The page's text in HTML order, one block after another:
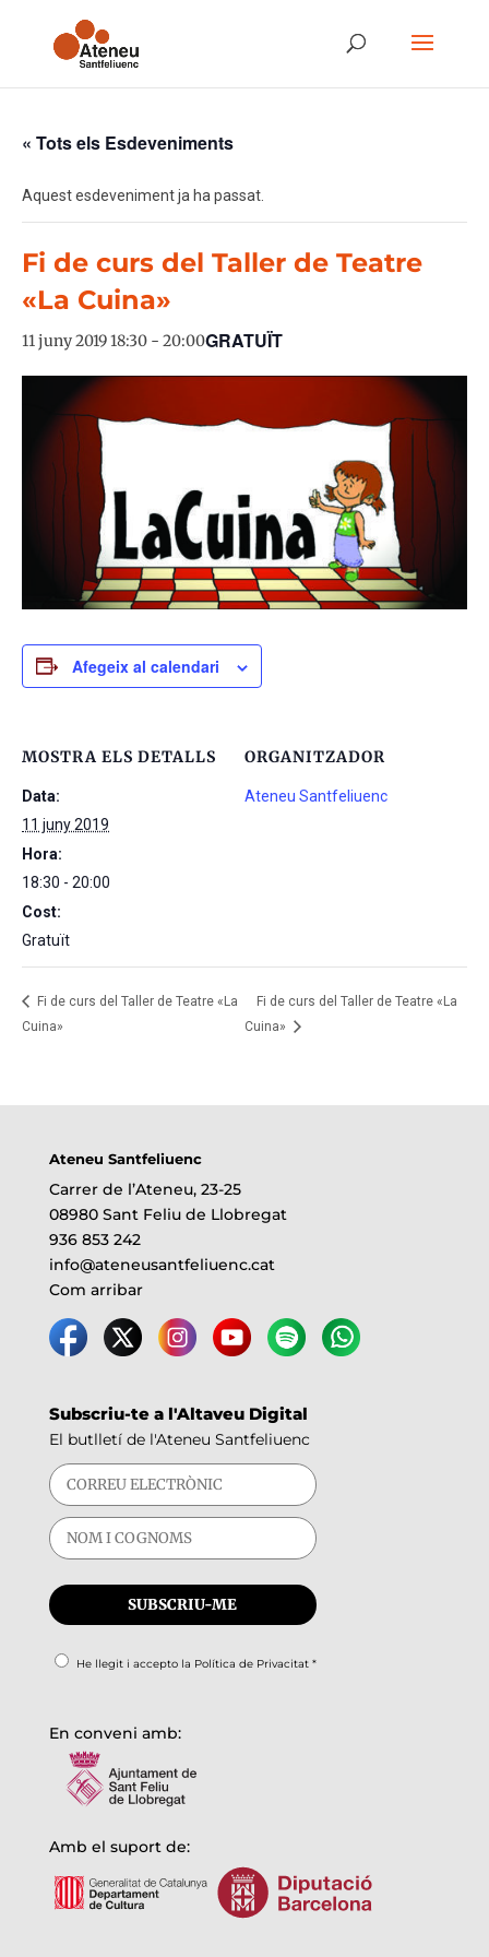
« Tots els Esdeveniments
Aquest esdeveniment ja ha passat.
Fi de curs del Taller de Teatre
«La Cuina»
11 juny 2019 18:30 - 20:00GRATUÏT
Afegeix al calendari
MOSTRA ELS DETALLS
Data:
11 juny 2019
Hora:
18:30 - 20:00
Cost:
Gratuït
ORGANITZADOR
Ateneu Santfeliuenc
Fi de curs del Taller de Teatre «La
Cuina»
Fi de curs del Taller de Teatre «La
Cuina»
Ateneu Santfeliuenc
Carrer de l’Ateneu, 23-25
08980 Sant Feliu de Llobregat
936 853 242
info@ateneusantfeliuenc.cat
Com arribar
Subscriu-te a l'Altaveu Digital
El butlletí de l'Ateneu Santfeliuenc
He llegit i accepto la Política de Privacitat*
En conveni amb:
Amb el suport de: